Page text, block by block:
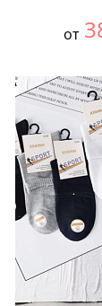
от
В упаковке: